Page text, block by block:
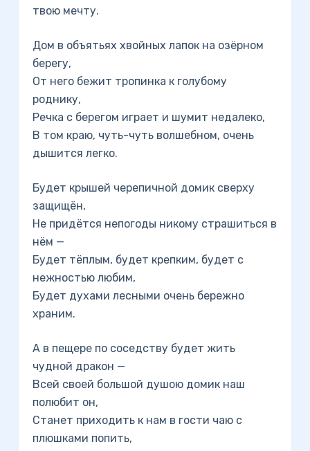
твою мечту.
Дом в объятьях хвойных лапок на озёрном
берегу,
От него бежит тропинка к голубому
роднику,
Речка с берегом играет и шумит недалеко,
В том краю, чуть-чуть волшебном, очень
дышится легко.
Будет крышей черепичной домик сверху
защищён,
Не придётся непогоды никому страшиться в
нём —
Будет тёплым, будет крепким, будет с
нежностью любим,
Будет духами лесными очень бережно
храним.
А в пещере по соседству будет жить
чудной дракон —
Всей своей большой душою домик наш
полюбит он,
Станет приходить к нам в гости чаю с
плюшками попить,